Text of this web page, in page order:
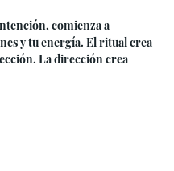
comienza a
y tu energía. El ritual crea
La dirección crea